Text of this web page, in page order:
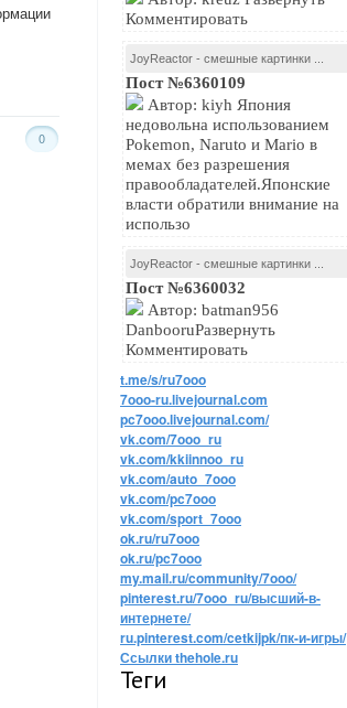
Комментировать
JoyReactor - смешные картинки ...
Пост №6360109
Автор: kiyh Япония
недовольна использованием
Pokemon, Naruto и Mario в
мемах без разрешения
правообладателей.Японские
власти обратили внимание на
использо
JoyReactor - смешные картинки ...
Пост №6360032
Автор: batman956
DanbooruРазвернуть
Комментировать
t.me/s/ru7ooo
7ooo-ru.livejournal.com
pc7ooo.livejournal.com/
vk.com/7ooo_ru
vk.com/kkiinnoo_ru
vk.com/auto_7ooo
vk.com/pc7ooo
vk.com/sport_7ooo
ok.ru/ru7ooo
ok.ru/pc7ooo
my.mail.ru/community/7ooo/
pinterest.ru/7ooo_ru/высший-в-
интернете/
ru.pinterest.com/cetkijpk/пк-и-игры/
Ссылки thehole.ru
Теги
0